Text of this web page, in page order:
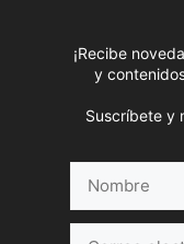
¡Recibe
y
Suscríbete y